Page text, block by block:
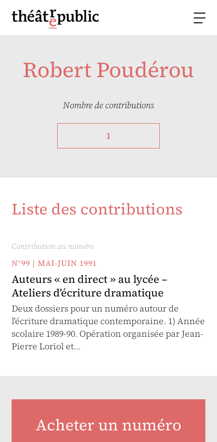
Robert Poudérou
Nombre de contributions
1
Liste des contributions
Contribution au numéro
N°99 | MAI-JUIN 1991
Auteurs « en direct » au lycée –
Ateliers d’écriture dramatique
Deux dossiers pour un numéro autour de
l'écriture dramatique contemporaine. 1) Année
scolaire 1989-90. Opération organisée par Jean-
Pierre Loriol et…
Acheter un numéro